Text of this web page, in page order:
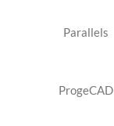
Parallels
ProgeCAD